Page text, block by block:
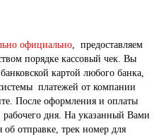
официально, предоставляем
порядке кассовый чек. Вы
картой любого банка,
платежей от компании
После оформления и оплаты
рабочего дня. На указанный Вами
отправке, трек номер для